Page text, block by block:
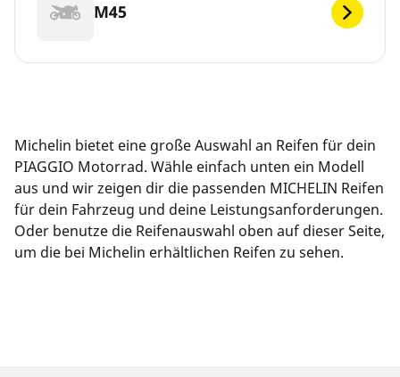
M45
Michelin bietet eine große Auswahl an Reifen für dein
PIAGGIO Motorrad. Wähle einfach unten ein Modell
aus und wir zeigen dir die passenden MICHELIN Reifen
für dein Fahrzeug und deine Leistungsanforderungen.
Oder benutze die Reifenauswahl oben auf dieser Seite,
um die bei Michelin erhältlichen Reifen zu sehen.